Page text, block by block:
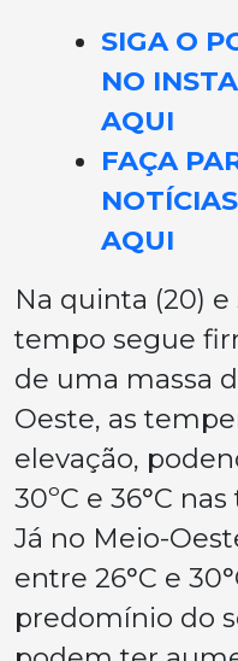
SIGA O
NO
AQUI
FAÇA
AQUI
Na quinta (20) e
tempo segue
de uma massa
Oeste, as
elevação,
30ºC e 36°C
Já no Meio-
entre 26°C e
predomínio do